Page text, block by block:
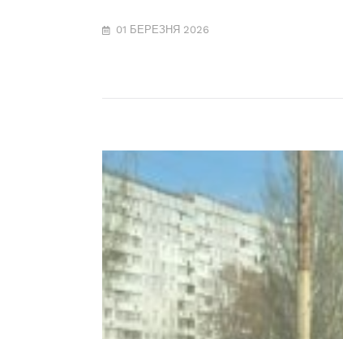
01 БЕРЕЗНЯ 2026